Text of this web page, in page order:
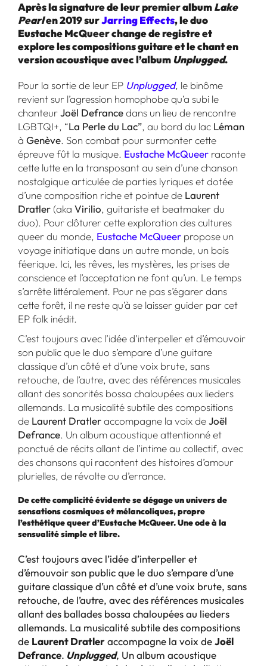
Après la signature de leur premier albumLake
Pearlen 2019 surJarring Effects, le duo
Eustache McQueer change de registre et
explore les compositions guitare et le chant en
version acoustique avec l’albumUnplugged.
Pour la sortie de leur EP Unplugged, le binôme
revient sur l’agression homophobe qu’a subi le
chanteurJoël Defrancedans un lieu de rencontre
LGBTQI+, “La Perle du Lac”, au bord du lac Léman
à Genève. Son combat pour surmonter cette
épreuve fût la musique. Eustache McQueer raconte
cette lutte en la transposant au sein d’une chanson
nostalgique articulée de parties lyriques et dotée
d’une composition riche et pointue de Laurent
Dratler (aka Virilio, guitariste et beatmaker du
duo). Pour clôturer cette exploration des cultures
queer du monde, Eustache McQueer propose un
voyage initiatique dans un autre monde, un bois
féerique. Ici, les rêves, les mystères, les prises de
conscience et l’acceptation ne font qu’un. Le temps
s’arrête littéralement. Pour ne pas s’égarer dans
cette forêt, il ne reste qu’à se laisser guider par cet
EP folk inédit.
C’est toujours avec l’idée d’interpeller et d’émouvoir
son public que le duo s’empare d’une guitare
classique d’un côté et d’une voix brute, sans
retouche, de l’autre, avec des références musicales
allant des sonorités bossa chaloupées aux lieders
allemands. La musicalité subtile des compositions
de Laurent Dratleraccompagne la voix deJoël
Defrance. Un album acoustique attentionné et
ponctué de récits allant de l’intime au collectif, avec
des chansons qui racontent des histoires d’amour
plurielles, de révolte ou d’errance.
De cette complicité évidente se dégage un univers de
sensations cosmiques et mélancoliques, propre
l’esthétique queer d’Eustache McQueer. Une ode à la
sensualité simple et libre.
C’est toujours avec l’idée d’interpeller et
d’émouvoir son public que le duo s’empare d’une
guitare classique d’un côté et d’une voix brute, sans
retouche, de l’autre, avec des références musicales
allant des ballades bossa chaloupées au lieders
allemands. La musicalité subtile des compositions
de Laurent Dratleraccompagne la voix deJoël
Defrance. Unplugged, Un album acoustique